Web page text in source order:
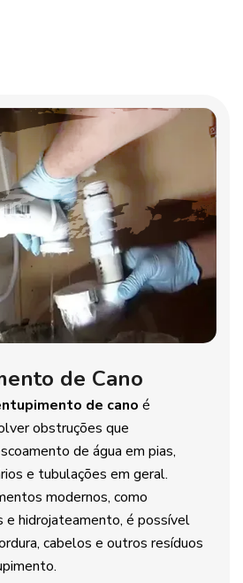
de Cano
de cano é
obstruções que
de água em pias,
e tubulações em geral.
modernos, como
e hidrojateamento, é possível
cabelos e outros resíduos